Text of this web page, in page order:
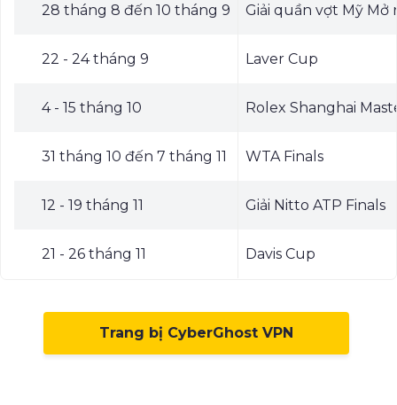
28 tháng 8 đến 10 tháng 9 Giải quần vợt Mỹ Mở
22 - 24 tháng 9 Laver Cup
4 - 15 tháng 10 Rolex Shanghai
31 tháng 10 đến 7 tháng 11 WTA Finals
12 - 19 tháng 11 Giải Nitto ATP Finals
21 - 26 tháng 11 Davis Cup
Trang bị CyberGhost VPN